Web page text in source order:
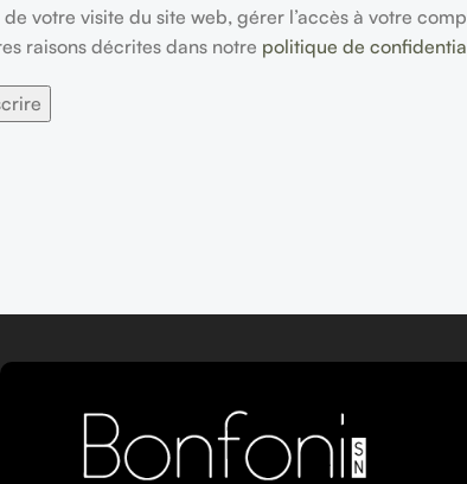
de votre visite du site web, gérer l’accès à votre
raisons décrites dans notre politique de